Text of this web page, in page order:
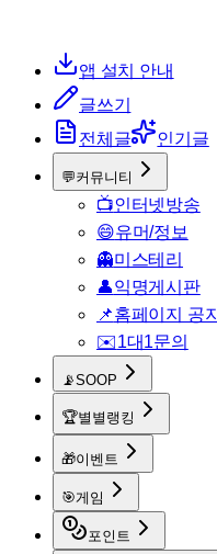
앱 설치 안내
글쓰기
전체글
인기글
💬커뮤니티
📺인터넷방송
😄유머/정보
👻미스테리
👤익명게시판
📌홈페이지 공지
✉️1대1문의
📡SOOP
🏆별별랭킹
🎁이벤트
🎯게임
포인트